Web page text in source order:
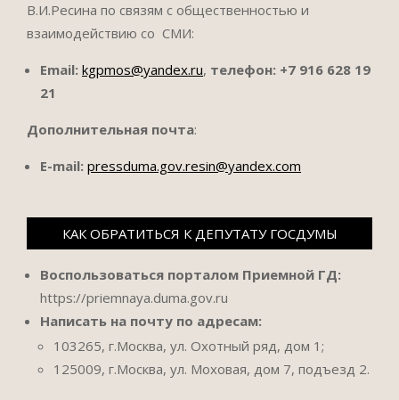
В.И.Ресина по связям с общественностью и
взаимодействию со СМИ:
Email: kgpmos@yandex.ru, телефон: +7 916 628 19
21
Дополнительная почта:
E-mail: pressduma.gov.resin@yandex.com
КАК ОБРАТИТЬСЯ К ДЕПУТАТУ ГОСДУМЫ
Воспользоваться порталом Приемной ГД:
https://priemnaya.duma.gov.ru
Написать на почту по адресам:
103265, г.Москва, ул. Охотный ряд, дом 1;
125009, г.Москва, ул. Моховая, дом 7, подъезд 2.